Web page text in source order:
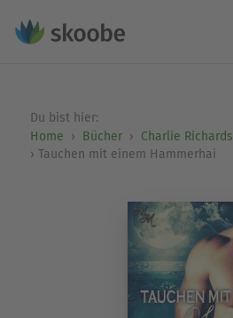
Du bist hier:
Home
Bücher
Charlie Richards
Tauchen mit einem Hammerhai